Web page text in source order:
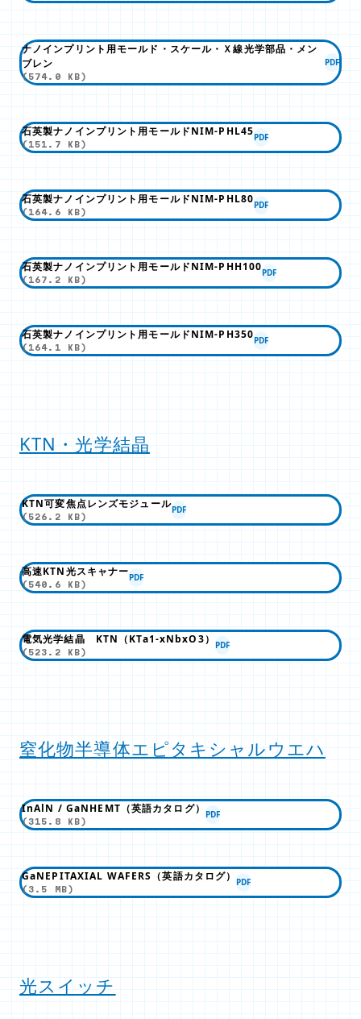
ナノインプリント用モールド・スケール・Ｘ線光学部品・メン
ブレン
(574.0 KB)
PDF
石英製ナノインプリント用モールドNIM-PHL45
(151.7 KB)
PDF
石英製ナノインプリント用モールドNIM-PHL80
(164.6 KB)
PDF
石英製ナノインプリント用モールドNIM-PHH100
(167.2 KB)
PDF
石英製ナノインプリント用モールドNIM-PH350
(164.1 KB)
PDF
KTN・光学結晶
KTN可変焦点レンズモジュール
(526.2 KB)
PDF
高速KTN光スキャナー
(540.6 KB)
PDF
電気光学結晶 KTN（KTa1-xNbxO3）
(523.2 KB)
PDF
窒化物半導体エピタキシャルウエハ
InAlN / GaNHEMT（英語カタログ）
(315.8 KB)
PDF
GaNEPITAXIAL WAFERS（英語カタログ）
(3.5 MB)
PDF
光スイッチ